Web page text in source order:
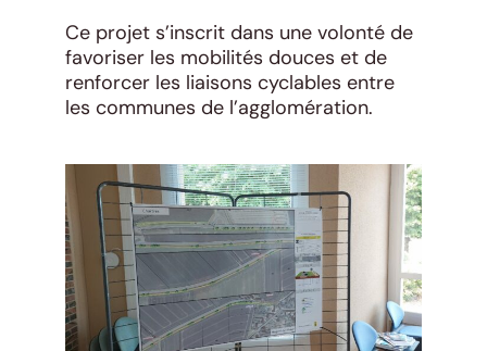
Ce projet s’inscrit dans une volonté de
favoriser les mobilités douces et de
renforcer les liaisons cyclables entre
les communes de l’agglomération.